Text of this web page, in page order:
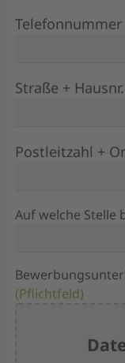
Telefonnummer
Straße + Hausnr.
Postleitzahl +
Auf welche Stelle
(Pflichtfeld)